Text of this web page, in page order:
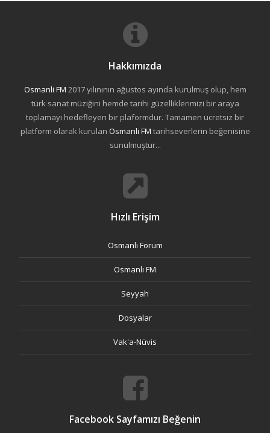
Hakkımızda
Osmanli FM 2017 yılınının ağustos ayında kurulmuş olup, hem
türk sanat müziğini hemde tarihi güzelliklerimizi bir araya
toplamayı hedefleyen bir plaformdur. Tamamen ücretsiz bir
platform olarak kurulan Osmanli FM tarihseverlerin beğenisine
sunulmuştur...
Hızlı Erişim
Osmanlı Forum
Osmanlı FM
Seyyah
Dosyalar
Vak'a-Nüvis
Facebook Sayfamızı Beğenin